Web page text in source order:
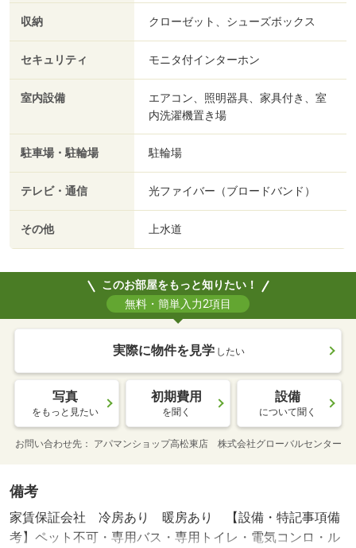
収納 クローゼット、シューズボックス
セキュリティ モニタ付インターホン
室内設備
エアコン、照明器具、家具付き、室
内洗濯機置き場
駐車場・駐輪場 駐輪場
テレビ・通信 光ファイバー（ブロードバンド）
その他 上水道
このお部屋をもっと知りたい！
無料・簡単入力2項目
実際に物件を見学 したい
写真
をもっと見たい
初期費用
を聞く
設備
について聞く
お問い合わせ先 アパマンショップ高松東店 株式会社グローバルセンター
備考
家賃保証会社 冷房あり 暖房あり 【設備・特記事項備
考】ペット不可・専用バス・専用トイレ・電気コンロ・ル